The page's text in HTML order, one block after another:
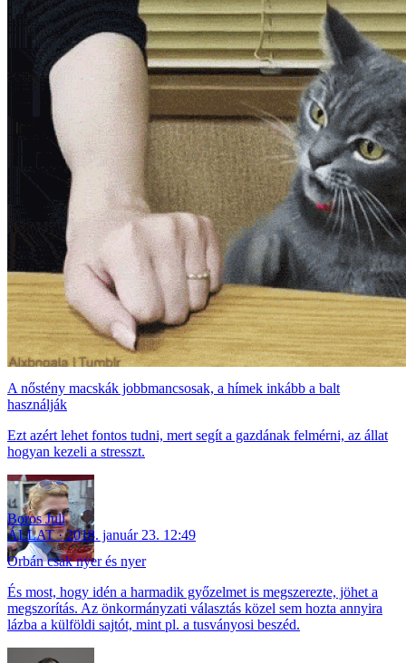
A nőstény macskák jobbmancsosak, a hímek inkább a balt
használják
Ezt azért lehet fontos tudni, mert segít a gazdának felmérni, az állat
hogyan kezeli a stresszt.
Boros Juli
ÁLLAT
2018. január 23. 12:49
Orbán csak nyer és nyer
És most, hogy idén a harmadik győzelmet is megszerezte, jöhet a
megszorítás. Az önkormányzati választás közel sem hozta annyira
lázba a külföldi sajtót, mint pl. a tusványosi beszéd.